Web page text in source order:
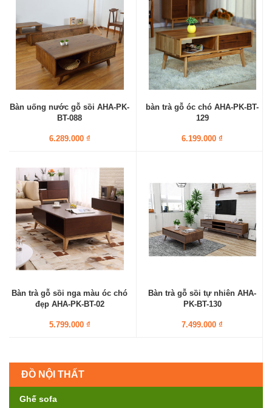
Bàn uống nước gỗ sồi AHA-PK-
BT-088
6.289.000 ₫
bàn trà gỗ óc chó AHA-PK-BT-
129
6.199.000 ₫
Bàn trà gỗ sồi nga màu óc chó
đẹp AHA-PK-BT-02
5.799.000 ₫
Bàn trà gỗ sồi tự nhiên AHA-
PK-BT-130
7.499.000 ₫
ĐỒ NỘI THẤT
Ghế sofa